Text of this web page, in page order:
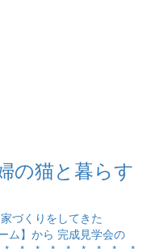
の猫と暮らす
づくりをしてきた
ム】から 完成見学会の